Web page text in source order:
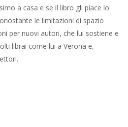
a casa e se il libro gli piace lo
le limitazioni di spazio
per nuovi autori, che lui sostiene e
librai come lui a Verona e,